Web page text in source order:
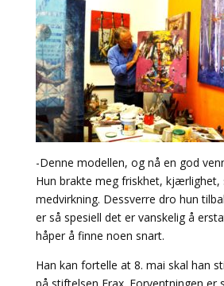
-Denne modellen, og nå en god
Hun brakte meg friskhet, kjærlighet,
medvirkning. Dessverre dro hun
er så spesiell det er vanskelig å
håper å finne noen snart.
Han kan fortelle at 8. mai skal han